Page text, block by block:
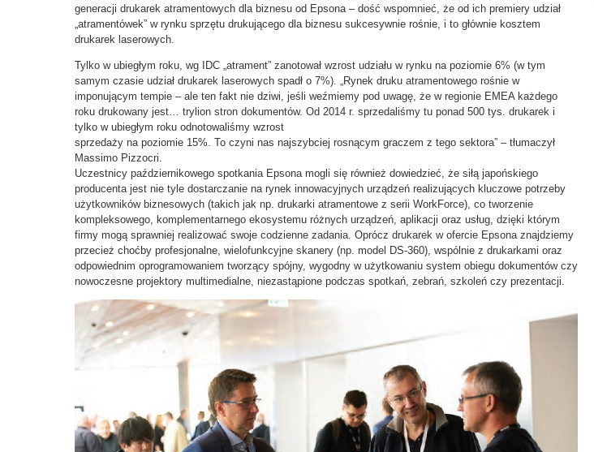
generacji drukarek atramentowych dla biznesu od Epsona – dość wspomnieć, że od ich premiery udział
„atramentówek” w rynku sprzętu drukującego dla biznesu sukcesywnie rośnie, i to głównie kosztem
drukarek laserowych.
Tylko w ubiegłym roku, wg IDC „atrament” zanotował wzrost udziału w rynku na poziomie 6% (w tym
samym czasie udział drukarek laserowych spadł o 7%). „Rynek druku atramentowego rośnie w
imponującym tempie – ale ten fakt nie dziwi, jeśli weźmiemy pod uwagę, że w regionie EMEA każdego
roku drukowany jest… trylion stron dokumentów. Od 2014 r. sprzedaliśmy tu ponad 500 tys. drukarek i
tylko w ubiegłym roku odnotowaliśmy wzrost
sprzedaży na poziomie 15%. To czyni nas najszybciej rosnącym graczem z tego sektora” – tłumaczył
Massimo Pizzocri.
Uczestnicy październikowego spotkania Epsona mogli się również dowiedzieć, że siłą japońskiego
producenta jest nie tyle dostarczanie na rynek innowacyjnych urządzeń realizujących kluczowe potrzeby
użytkowników biznesowych (takich jak np. drukarki atramentowe z serii WorkForce), co tworzenie
kompleksowego, komplementarnego ekosystemu różnych urządzeń, aplikacji oraz usług, dzięki którym
firmy mogą sprawniej realizować swoje codzienne zadania. Oprócz drukarek w ofercie Epsona znajdziemy
przecież choćby profesjonalne, wielofunkcyjne skanery (np. model DS-360), wspólnie z drukarkami oraz
odpowiednim oprogramowaniem tworzący spójny, wygodny w użytkowaniu system obiegu dokumentów czy
nowoczesne projektory multimedialne, niezastąpione podczas spotkań, zebrań, szkoleń czy prezentacji.